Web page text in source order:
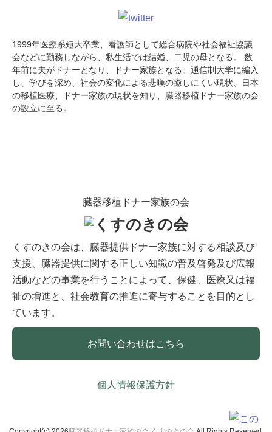
1999年医療系短大卒業、看護師として総合病院や社会福祉協議
会などに勤務しながら、私生活では結婚、二児の母となる。 数
年前に夫がドナーとなり、ドナー家族となる。通信制大学に編入
し、学びを深め、社会の変化による悲嘆の癒しにくい現状、日本
の移植医療、ドナー家族の現状を知り、臓器移植ドナー家族の会
の設立に至る。
臓器移植ドナー家族の会
くすのきの会は、臓器提供ドナー家族に対する相談及び
支援、臓器提供に関する正しい知識の普及啓発及び広報
活動などの事業を行うことによって、保健、医療又は福
祉の増進と、社会教育の推進に寄与することを目的とし
ています。
お問い合わせはこちら
個人情報保護方針